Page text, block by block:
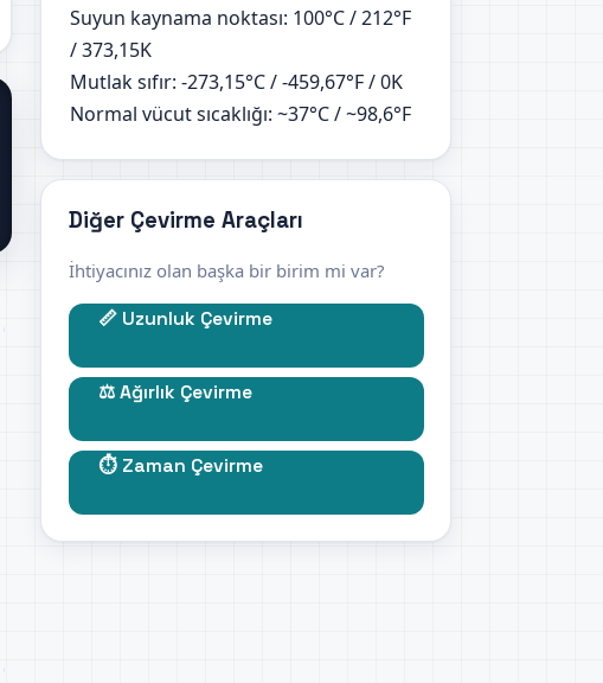
Suyun kaynama noktası: 100°C / 212°F
/ 373,15K
Mutlak sıfır: -273,15°C / -459,67°F / 0K
Normal vücut sıcaklığı: ~37°C / ~98,6°F
Diğer Çevirme Araçları
İhtiyacınız olan başka bir birim mi var?
📏 Uzunluk Çevirme
⚖️ Ağırlık Çevirme
⏱️ Zaman Çevirme